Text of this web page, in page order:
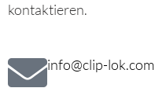
kontaktieren.
info@clip-lok.com